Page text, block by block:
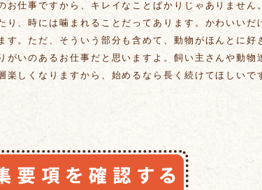
お仕事ですから、キレイなことばかりじゃありません。
り、時には噛まれることだってあります。かわいいだ
す。ただ、そういう部分も含めて、動物がほんとに好
がいのあるお仕事だと思いますよ。飼い主さんや動物
楽しくなりますから、始めるなら長く続けてほしいで